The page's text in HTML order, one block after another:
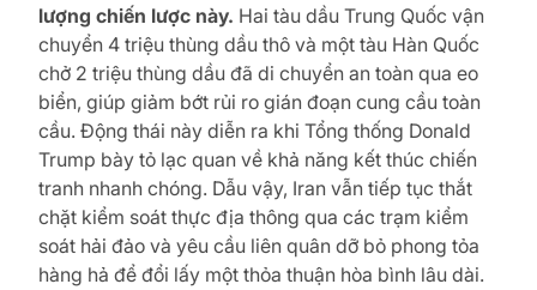
lượng chiến lược này. Hai tàu dầu Trung Quốc vận
chuyển 4 triệu thùng dầu thô và một tàu Hàn Quốc
chở 2 triệu thùng dầu đã di chuyển an toàn qua eo
biển, giúp giảm bớt rủi ro gián đoạn cung cầu toàn
cầu. Động thái này diễn ra khi Tổng thống Donald
Trump bày tỏ lạc quan về khả năng kết thúc chiến
tranh nhanh chóng. Dẫu vậy, Iran vẫn tiếp tục thắt
chặt kiểm soát thực địa thông qua các trạm kiểm
soát hải đảo và yêu cầu liên quân dỡ bỏ phong tỏa
hàng hả để đổi lấy một thỏa thuận hòa bình lâu dài.